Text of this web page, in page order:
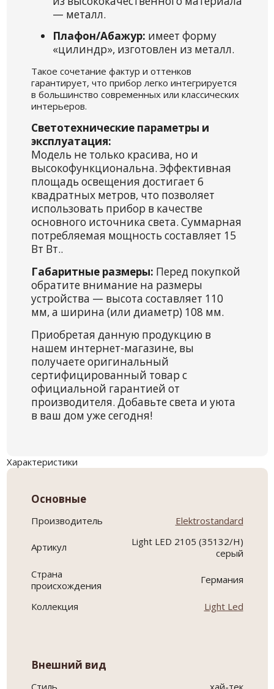
— металл.
Плафон/Абажур: имеет форму
«цилиндр», изготовлен из металл.
Такое сочетание фактур и оттенков
гарантирует, что прибор легко интегрируется
в большинство современных или классических
интерьеров.
Светотехнические параметры и
эксплуатация:
Модель не только красива, но и
высокофункциональна. Эффективная
площадь освещения достигает 6
квадратных метров, что позволяет
использовать прибор в качестве
основного источника света. Суммарная
потребляемая мощность составляет 15
Вт Вт..
Габаритные размеры: Перед покупкой
обратите внимание на размеры
устройства — высота составляет 110
мм, а ширина (или диаметр) 108 мм.
Приобретая данную продукцию в
нашем интернет-магазине, вы
получаете оригинальный
сертифицированный товар с
официальной гарантией от
производителя. Добавьте света и уюта
в ваш дом уже сегодня!
Характеристики
Основные
Производитель Elektrostandard
Артикул
Light LED 2105 (35132/H)
серый
Страна
происхождения
Германия
Коллекция Light Led
Внешний вид